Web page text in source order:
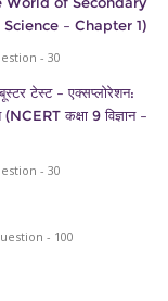
– Chapter 1)
- 30
टेस्ट – एक्सप्लोरेशन:
(NCERT कक्षा 9 विज्ञान –
- 30
- 100